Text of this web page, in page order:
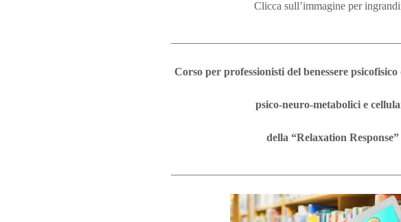
Clicca sull’immagine per
Corso per professionisti del benessere
psico-neuro-metabolici e
della “Relaxation Response”